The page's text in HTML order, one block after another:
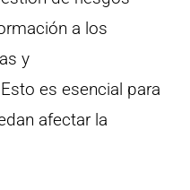
a los
y
es esencial para
afectar la